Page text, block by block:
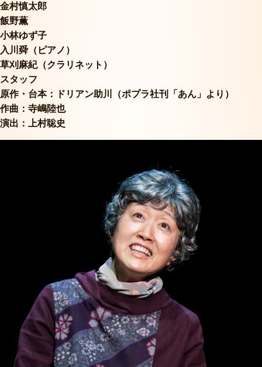
金村慎太郎
飯野薫
小林ゆず子
入川舜（ピアノ）
草刈麻紀（クラリネット）
スタッフ
原作・台本：ドリアン助川（ポプラ社刊「あん」より）
作曲：寺嶋陸也
演出：上村聡史